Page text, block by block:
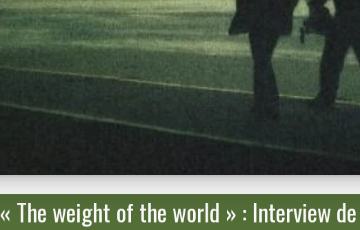
« The weight of the world » : Interview